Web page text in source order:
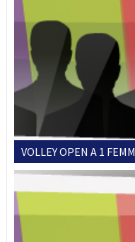
VOLLEY OPEN A 1 FEMM